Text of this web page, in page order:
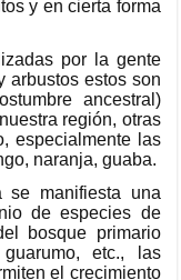
y en cierta forma
por la gente
arbustos estos son
ancestral)
región, otras
especialmente las
naranja, guaba.
se manifiesta una
de especies de
bosque primario
etc., las
el crecimiento